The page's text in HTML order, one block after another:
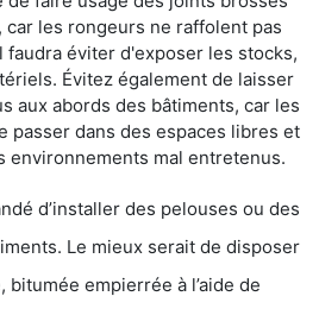
les rongeurs ne raffolent pas
faudra éviter d'exposer les stocks,
Évitez également de laisser
aux abords des bâtiments, car les
passer dans des espaces libres et
environnements mal entretenus.
d’installer des pelouses ou des
Le mieux serait de disposer
bitumée empierrée à l’aide de